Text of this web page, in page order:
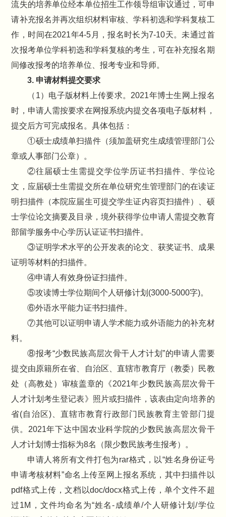
流失的培养单位经本单位招生工作领导组审议通过，可申
请补充报名并再次组织材料审核、学科初选和学科复核工
作，时间在2021年4-5月，报名时长为7-10天。未通过首
次报考单位学科初选和学科复核的考生，可在补充报名期
间修改报考的培养单位、报考专业和导师。
3. 申请材料提交要求
（1）电子版材料上传要求。2021年博士生网上报名
时，申请人需按要求在网报系统内提交各项电子版材料，
提交后方可完成报名。具体包括：
①硕士成绩单扫描件（须加盖研究生成绩管理部门公
章或人事部门公章）。
②往届硕士生需提交学位学历证书扫描件、学位论
文，应届硕士生需提交所在单位研究生管理部门的在读证
明扫描件（本院应届生可提交学生证内容页扫描件）、硕
士学位论文摘要及目录，境外获得学位申请人需提交教育
部留学服务中心学历认证证书扫描件。
③证明学术水平的公开发表的论文、获奖证书、成果
证明等材料的扫描件。
④申请人有效身份证扫描件。
⑤攻读博士学位期间个人研修计划(3000-5000字)。
⑥外语水平能力证书扫描件。
⑦其他可以证明申请人学术能力或外语能力的补充材
料。
⑧报考“少数民族高层次骨干人才计划”的申请人需要
提交由原籍所在省、自治区、直辖市教育厅（教委）民教
处（高教处）审核盖章的《2021年少数民族高层次骨干
人才计划考生登记表》照片或扫描件，该表由定向培养的
省(自治区)、直辖市教育行政部门民族教育主管部门提
供。2021年下达中国农业科学院的少数民族高层次骨干
人才计划博士指标为8名（限少数民族考生报考）。
申请人将所有文件打包为rar格式，以“姓名身份证号
申请考核材料”命名上传至网上报名系统，其中扫描件以
pdf格式上传，文档以doc/docx格式上传，单个文件不超
过1M，文件均命名为“姓名-成绩单/个人研修计划/学位